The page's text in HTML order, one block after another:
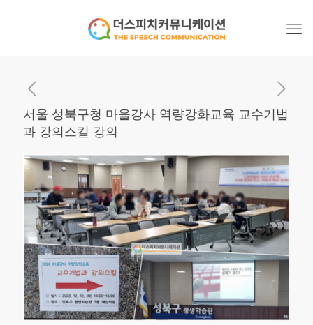
서울 성북구청 마을강사 역량강화교육 교수기법
과 강의스킬 강의